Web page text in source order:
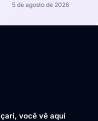
5 de agosto de 2026
você vê aqui